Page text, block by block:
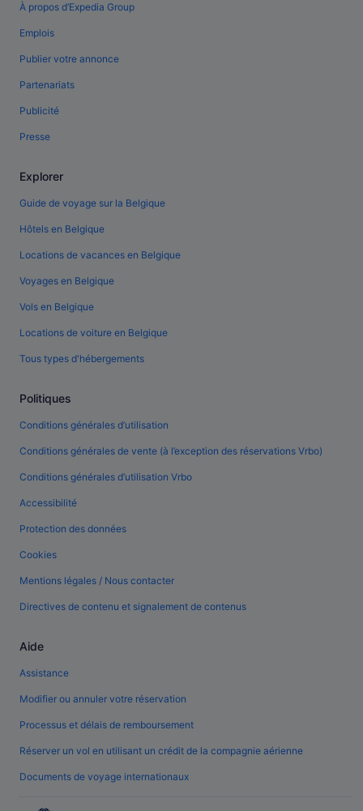
À propos d’Expedia Group
Emplois
Publier votre annonce
Partenariats
Publicité
Presse
Explorer
Guide de voyage sur la Belgique
Hôtels en Belgique
Locations de vacances en Belgique
Voyages en Belgique
Vols en Belgique
Locations de voiture en Belgique
Tous types d'hébergements
Politiques
Conditions générales d’utilisation
Conditions générales de vente (à l’exception des réservations Vrbo)
Conditions générales d’utilisation Vrbo
Accessibilité
Protection des données
Cookies
Mentions légales / Nous contacter
Directives de contenu et signalement de contenus
Aide
Assistance
Modifier ou annuler votre réservation
Processus et délais de remboursement
Réserver un vol en utilisant un crédit de la compagnie aérienne
Documents de voyage internationaux